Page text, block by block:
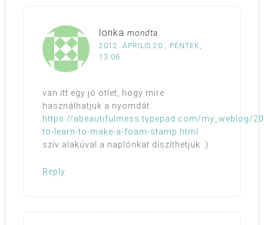
lonka mondta
2012. ÁPRILIS 20., PÉNTEK,
13:06
van itt egy jó ötlet, hogy mire
használhatjuk a nyomdát
https://abeautifulmess.typepad.com/my_weblog/
to-learn-to-make-a-foam-stamp.html
szív alakúval a naplónkat díszíthetjük :)
Reply